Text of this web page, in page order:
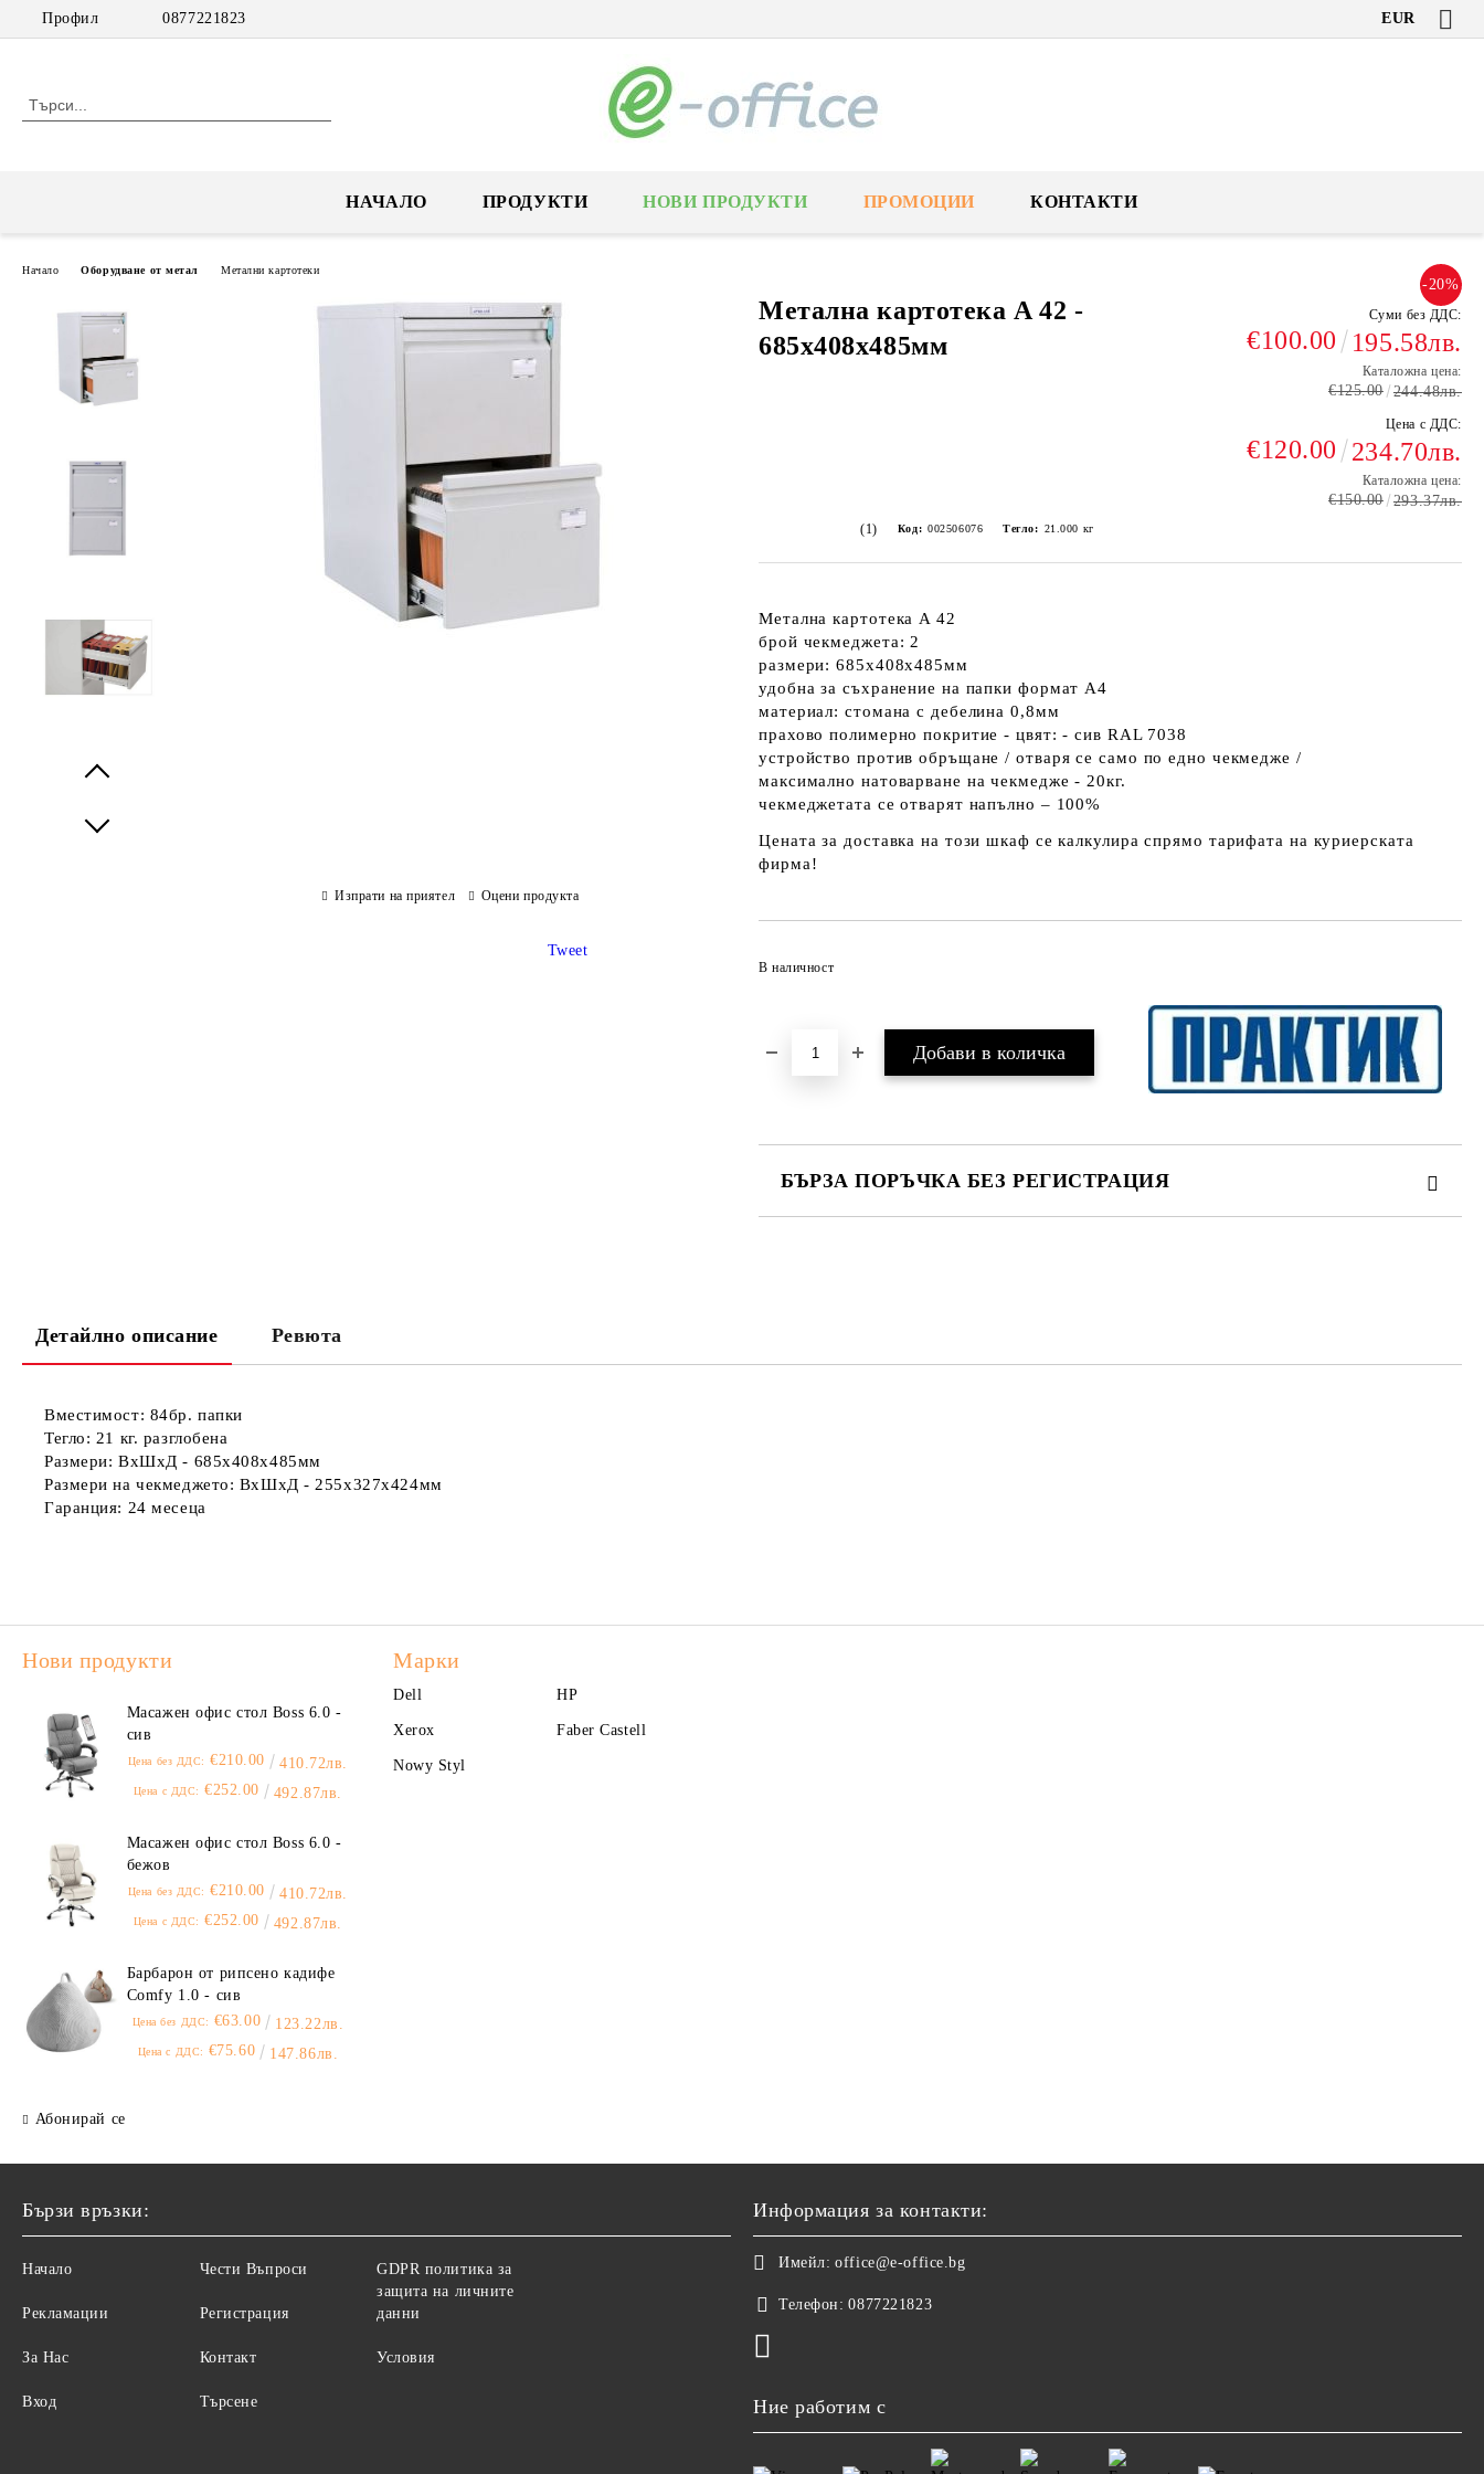
Профил 0877221823 EUR
НАЧАЛО ПРОДУКТИ НОВИ ПРОДУКТИ ПРОМОЦИИ КОНТАКТИ
Начало Оборудване от метал Метални картотеки
Метална картотека A 42 -
685x408x485мм
-20%
Суми без ДДС:
€100.00 195.58лв.
Каталожна цена:
€125.00 244.48лв.
Цена с ДДС:
€120.00 234.70лв.
Каталожна цена:
€150.00 293.37лв.
(1) Код: 002506076 Тегло: 21.000 кг
Метална картотека A 42
брой чекмеджета: 2
размери: 685x408x485мм
удобна за съхранение на папки формат A4
материал: cтомана с дебелина 0,8мм
прахово полимерно покритие - цвят: - сив RAL 7038
устройство против обръщане / отваря се само по едно чекмедже /
максимално натоварване на чекмедже - 20кг.
чекмеджетата се отварят напълно – 100%
Цената за доставка на този шкаф се калкулира спрямо тарифата на куриерската
фирма!
В наличност
БЪРЗА ПОРЪЧКА БЕЗ РЕГИСТРАЦИЯ
Изпрати на приятел Оцени продукта
Tweet
Детайлно описание Ревюта
Вместимост: 84бр. папки
Тегло: 21 кг. разглобена
Размери: ВхШхД - 685x408x485мм
Размери на чекмеджето: ВхШхД - 255х327х424мм
Гаранция: 24 месеца
Нови продукти
Масажен офис стол Boss 6.0 -
сив
Цена без ДДС: €210.00 410.72лв.
Цена с ДДС: €252.00 492.87лв.
Масажен офис стол Boss 6.0 -
бежов
Цена без ДДС: €210.00 410.72лв.
Цена с ДДС: €252.00 492.87лв.
Барбарон от рипсено кадифе
Comfy 1.0 - сив
Цена без ДДС: €63.00 123.22лв.
Цена с ДДС: €75.60 147.86лв.
Абонирай се
Марки
Dell HP
Xerox Faber Castell
Nowy Styl
Бързи връзки:
Начало
Рекламации
За Нас
Вход
Чести Въпроси
Регистрация
Контакт
Търсене
GDPR политика за
защита на личните
данни
Условия
Информация за контакти:
Имейл: office@e-office.bg
Телефон: 0877221823
Ние работим с